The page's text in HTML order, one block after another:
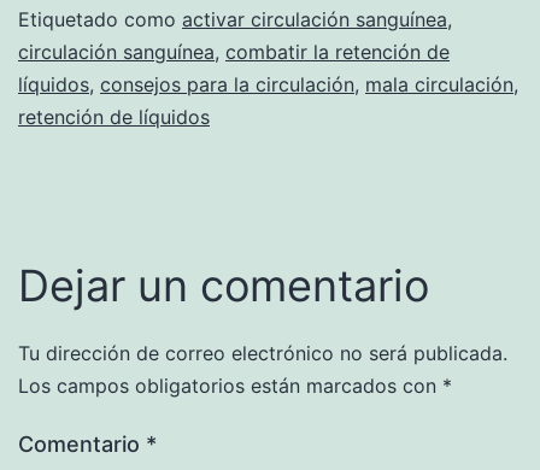
Etiquetado como activar circulación sanguínea,
circulación sanguínea, combatir la retención de
líquidos, consejos para la circulación, mala circulación,
retención de líquidos
Dejar un comentario
Tu dirección de correo electrónico no será publicada.
Los campos obligatorios están marcados con *
Comentario *